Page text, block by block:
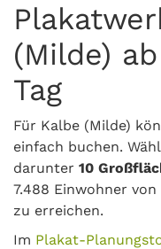
(Milde)
Tag
Für Kalbe (Milde)
einfach buchen.
darunter 10
7.488 Einwohner
zu erreichen.
Im Plakat-